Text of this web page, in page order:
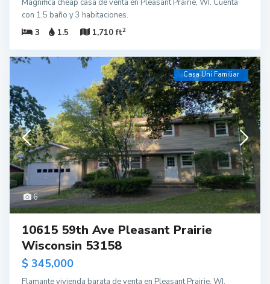
Magnífica cheap casa de venta en Pleasant Prairie, WI. Cuenta
con 1.5 baño y 3 habitaciones.
3
1.5 1,710 ft2
6
Casa Uni Familiar
10615 59th Ave Pleasant Prairie
Wisconsin 53158
$ 345,000
Flamante vivienda barata de venta en Pleasant Prairie, WI.